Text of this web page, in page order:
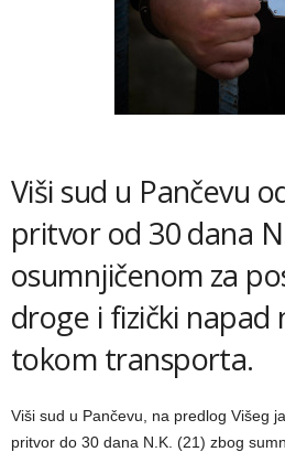
Viši sud u Pančevu
pritvor od 30 dana
osumnjičenom za
droge i fizički napad
tokom transporta.
Viši sud u Pančevu, na predlog Višeg
pritvor do 30 dana N.K. (21) zbog